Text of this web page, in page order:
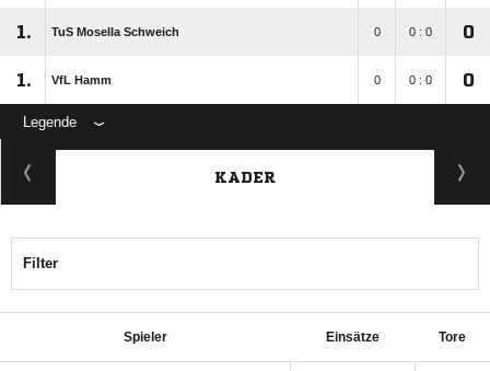
1. TuS Mosella Schweich 0 0 : 0 0
1. VfL Hamm 0 0 : 0 0
Legende
KADER
Filter
Spieler Einsätze Tore